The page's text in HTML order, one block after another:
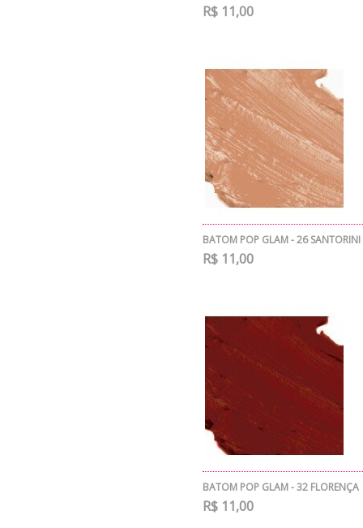
R$ 11,00
BATOM POP GLAM - 26 SANTORINI
R$ 11,00
BATOM POP GLAM - 32 FLORENÇA
R$ 11,00